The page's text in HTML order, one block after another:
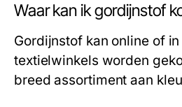
Waar kan ik gordijnstof
Gordijnstof kan online of
textielwinkels worden
breed assortiment aan